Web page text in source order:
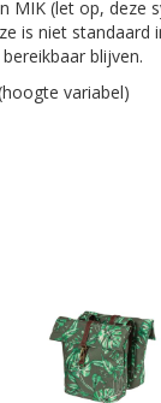
MIK (let op, deze
is niet standaard
blijven.
variabel)